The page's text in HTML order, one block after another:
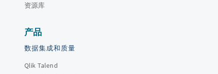
资源库
产品
数据集成和质量
Qlik Talend